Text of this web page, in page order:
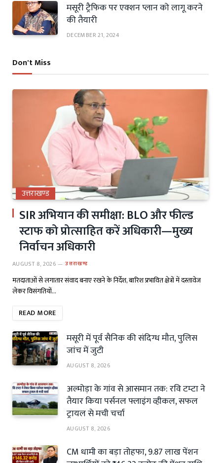
मसूरी ट्रैफिक पर एक्शन प्लान को लागू करने
की तैयारी
DECEMBER 21, 2024
Don't Miss
उत्तराखण्ड
SIR अभियान की समीक्षा: BLO और फील्ड
स्टाफ को प्रोत्साहित करें अधिकारी—मुख्य
निर्वाचन अधिकारी
AUGUST 8, 2026 उत्तराखण्ड
मतदाताओं से लगातार संवाद बनाए रखने के निर्देश, बारिश प्रभावित क्षेत्रों में दस्तावेज
लेकर विसंगतियों…
READ MORE
मसूरी में पूर्व सैनिक की संदिग्ध मौत, पुलिस
जांच में जुटी
AUGUST 8, 2026
अल्मोड़ा के गांव से आसमान तक: रवि टम्टा ने
तैयार किया पर्सनल फ्लाइंग व्हीकल, सफल
ट्रायल से मची चर्चा
AUGUST 8, 2026
CM धामी का बड़ा तोहफा, 9.87 लाख पेंशन